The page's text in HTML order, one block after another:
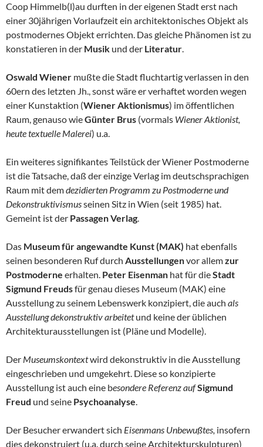
Coop Himmelb(l)au durften in der eigenen Stadt erst nach
einer 30jährigen Vorlaufzeit ein architektonisches Objekt als
postmodernes Objekt errichten. Das gleiche Phänomen ist zu
konstatieren in der Musik und der Literatur.
Oswald Wiener mußte die Stadt fluchtartig verlassen in den
60ern des letzten Jh., sonst wäre er verhaftet worden wegen
einer Kunstaktion (Wiener Aktionismus) im öffentlichen
Raum, genauso wieGünter Brus (vormals Wiener Aktionist,
heute textuelle Malerei) u.a.
Ein weiteres signifikantes Teilstück der Wiener Postmoderne
ist die Tatsache, daß der einzige Verlag im deutschsprachigen
Raum mit demdezidierten Programm zu Postmoderne und
Dekonstruktivismusseinen Sitz in Wien (seit 1985) hat.
Gemeint ist der Passagen Verlag.
Das Museum für angewandte Kunst (MAK) hat ebenfalls
seinen besonderen Ruf durch Ausstellungenvor allemzur
Postmoderne erhalten. Peter Eisenman hat für dieStadt
Sigmund Freudsfür genau dieses Museum (MAK) eine
Ausstellung zu seinem Lebenswerk konzipiert, die auch als
Ausstellung dekonstruktiv arbeitetund keine der üblichen
Architekturausstellungen ist (Pläne und Modelle).
Der Museumskontextwird dekonstruktiv in die Ausstellung
eingeschrieben und umgekehrt. Diese so konzipierte
Ausstellung ist auch eine besondere Referenz aufSigmund
Freud und seine Psychoanalyse.
Der Besucher erwandert sich Eisenmans Unbewußtes, insofern
dies dekonstruiert (u.a. durch seine Architekturskulpturen)